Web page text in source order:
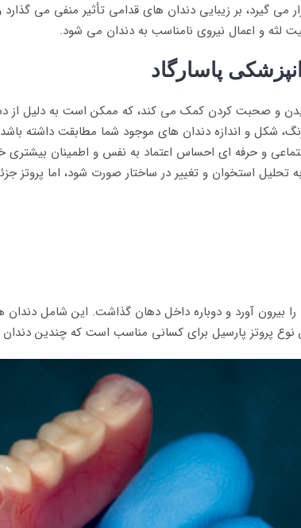
می گیرد، بر زیبایی دندان های قدامی تأثیر منفی می
لثه و اعمال نیروی نامناسب به دندان می شود.
پاسارگاد
و صحبت کردن کمک می کند، که ممکن است به دلیل از
شکل و اندازه دندان های موجود شما مطابقت داشته
و حرفه ای احساس اعتماد به نفس و اطمینان بیشتری
استخوان و تغییر در ساختار صورت شود، اما پروتز
بیرون آورد و دوباره داخل دهان گذاشت. این شامل
پروتز پارسیل برای کسانی مناسب است که چندین دندان